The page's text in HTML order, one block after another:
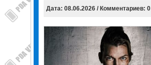
Дата: 08.06.2026 / Комментариев: 0